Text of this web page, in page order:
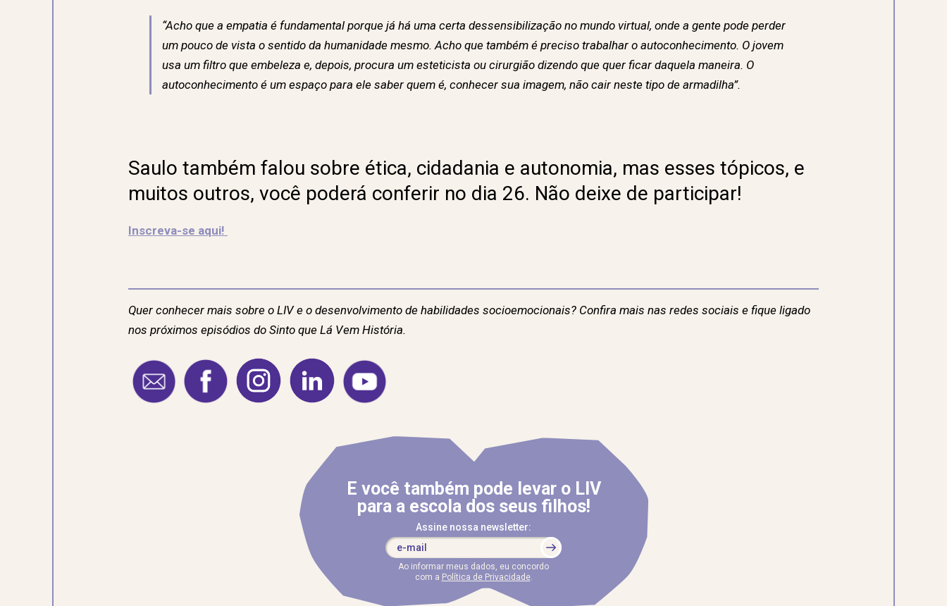
“Acho que a empatia é fundamental porque já há uma certa dessensibilização no mundo virtual, onde a gente pode perder
um pouco de vista o sentido da humanidade mesmo. Acho que também é preciso trabalhar o autoconhecimento. O jovem
usa um filtro que embeleza e, depois, procura um esteticista ou cirurgião dizendo que quer ficar daquela maneira. O
autoconhecimento é um espaço para ele saber quem é, conhecer sua imagem, não cair neste tipo de armadilha”.
Saulo também falou sobre ética, cidadania e autonomia, mas esses tópicos, e
muitos outros, você poderá conferir no dia 26. Não deixe de participar!
Inscreva-se aqui!
Quer conhecer mais sobre o LIV e o desenvolvimento de habilidades socioemocionais? Confira mais nas redes sociais e fique ligado
nos próximos episódios do Sinto que Lá Vem História.
E você também pode levar o LIV
para a escola dos seus filhos!
Assine nossa newsletter:
Ao informar meus dados, eu concordo
com a Política de Privacidade.